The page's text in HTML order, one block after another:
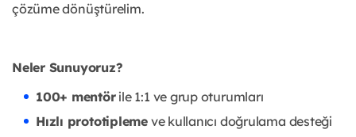
çözüme dönüştürelim.
Neler Sunuyoruz?
100+ mentörile 1:1 ve grup oturumları
Hızlı prototiplemeve kullanıcı doğrulama desteği